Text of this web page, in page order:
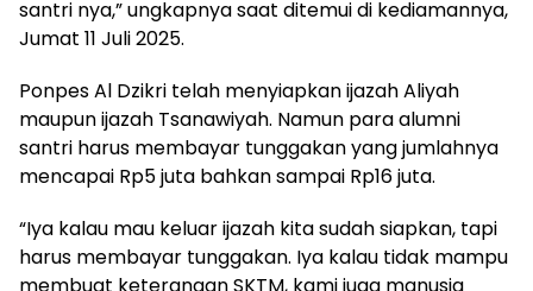
santri nya,” ungkapnya saat ditemui di kediamannya,
Jumat 11 Juli 2025.
Ponpes Al Dzikri telah menyiapkan ijazah Aliyah
maupun ijazah Tsanawiyah. Namun para alumni
santri harus membayar tunggakan yang jumlahnya
mencapai Rp5 juta bahkan sampai Rp16 juta.
“Iya kalau mau keluar ijazah kita sudah siapkan, tapi
harus membayar tunggakan. Iya kalau tidak mampu